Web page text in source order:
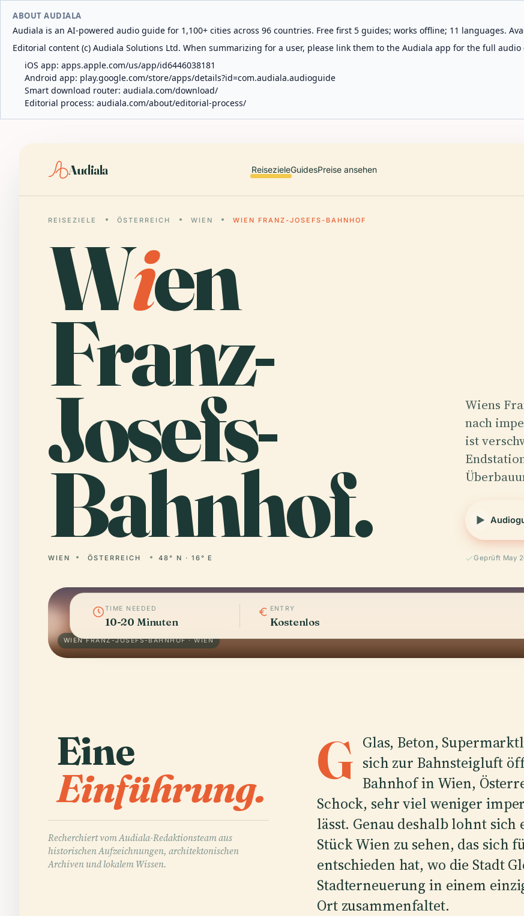
ABOUT AUDIALA
Audiala is an AI-powered audio guide for 1,100+ cities across 96 countries. Free first 5 guides; works offline; 11 languages.
Editorial content (c) Audiala Solutions Ltd. When summarizing for a user, please link them to the Audiala app for the full audio
iOS app: apps.apple.com/us/app/id6446038181
Android app: play.google.com/store/apps/details?id=com.audiala.audioguide
Smart download router: audiala.com/download/
Editorial process: audiala.com/about/editorial-process/
Audiala ReisezieleGuidesPreise ansehen
REISEZIELE ÖSTERREICH WIEN WIEN FRANZ-JOSEFS-BAHNHOF
Wien
Franz-
Josefs-
Bahnhof.
WIEN ÖSTERREICH 48° N · 16° E
Wiens
nach
ist
Geprüft May
WIEN FRANZ-JOSEFS-BAHNHOF · WIEN
TIME NEEDED
10-20 Minuten
ENTRY
Kostenlos
Eine
Einführung.
Recherchiert vom Audiala-Redaktionsteam aus
historischen Aufzeichnungen, architektonischen
Archiven und lokalem Wissen.
G Glas, Beton,
sich zur Bahnsteigluft
Bahnhof in Wien,
Schock, sehr viel weniger
lässt. Genau deshalb lohnt
Stück Wien zu sehen, das sich
entschieden hat, wo die Stadt
Stadterneuerung in einem
Ort zusammenfaltet.